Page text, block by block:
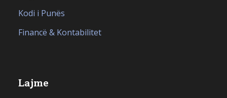
Kodi i Punës
Financë & Kontabilitet
Lajme